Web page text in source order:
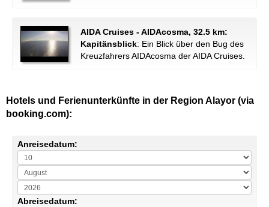
AIDA Cruises - AIDAcosma, 32.5 km:
Kapitänsblick: Ein Blick über den Bug des
Kreuzfahrers AIDAcosma der AIDA Cruises.
Hotels und Ferienunterkünfte in der Region Alayor (via
booking.com):
Anreisedatum:
Abreisedatum: